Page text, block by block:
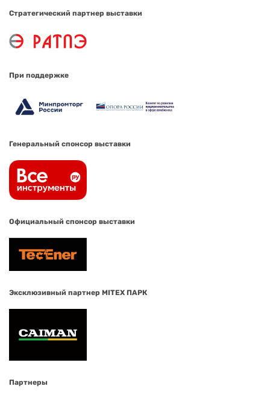
Стратегический партнер выставки
При поддержке
Генеральный спонсор выставки
Официальный спонсор выставки
Эксклюзивный партнер MITEX ПАРК
Партнеры